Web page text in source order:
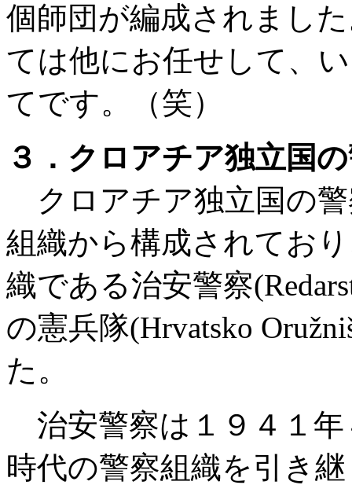
個師団が編成されまし
ては他にお任せして、
てです。（笑）
３．クロアチア独立国
クロアチア独立国の
組織から構成されてお
織である治安警察
の憲兵隊(Hrvatsko
た。
治安警察は１９４１
時代の警察組織を引き